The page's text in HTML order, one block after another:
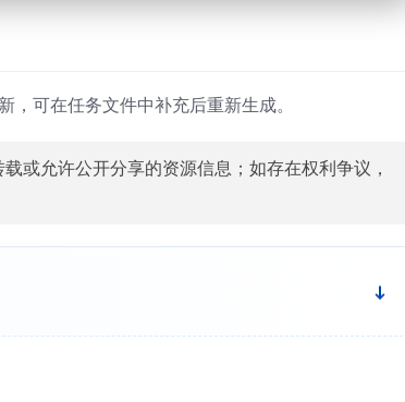
可在任务文件中补充后重新生成。
或允许公开分享的资源信息；如存在权利争议，